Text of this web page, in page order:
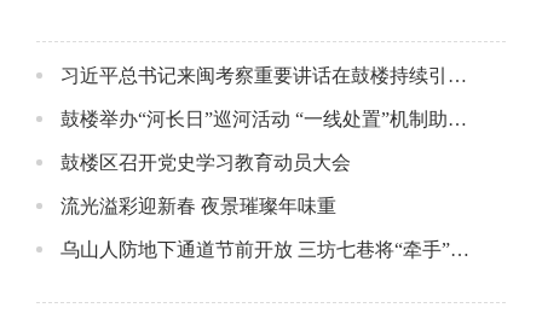
习近平总书记来闽考察重要讲话在鼓楼持续引起热烈反响
鼓楼举办“河长日”巡河活动 “一线处置”机制助力河湖治理
鼓楼区召开党史学习教育动员大会
流光溢彩迎新春 夜景璀璨年味重
乌山人防地下通道节前开放 三坊七巷将“牵手”黎明湖